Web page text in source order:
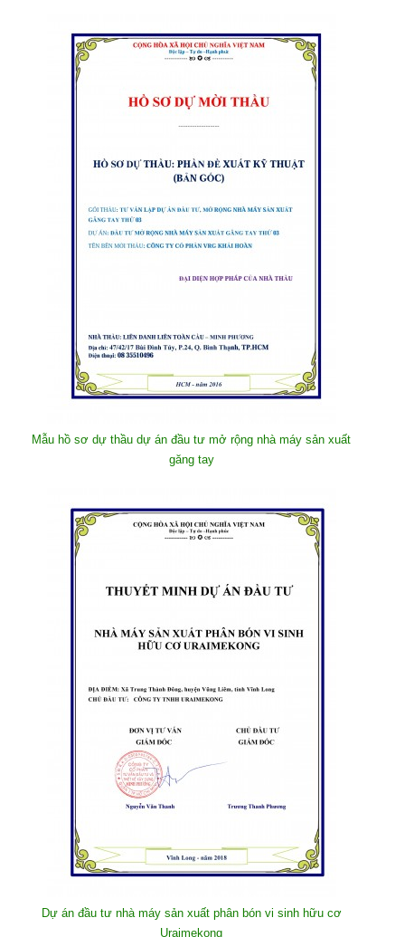
Mẫu hồ sơ dự thầu dự án đầu tư mở rộng nhà máy sản xuất
găng tay
Dự án đầu tư nhà máy sản xuất phân bón vi sinh hữu cơ
Uraimekong